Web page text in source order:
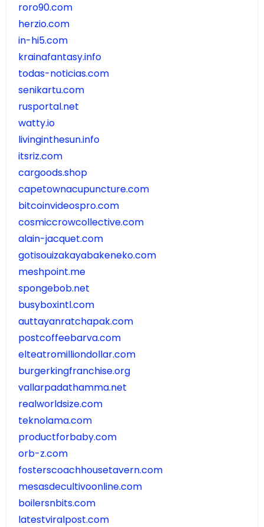
roro90.com
herzio.com
in-hi5.com
krainafantasy.info
todas-noticias.com
senikartu.com
rusportal.net
watty.io
livinginthesun.info
itsriz.com
cargoods.shop
capetownacupuncture.com
bitcoinvideospro.com
cosmiccrowcollective.com
alain-jacquet.com
gotisouizakayabakeneko.com
meshpoint.me
spongebob.net
busyboxintl.com
auttayanratchapak.com
postcoffeebarva.com
elteatromilliondollar.com
burgerkingfranchise.org
vallarpadathamma.net
realworldsize.com
teknolama.com
productforbaby.com
orb-z.com
fosterscoachhousetavern.com
mesasdecultivoonline.com
boilersnbits.com
latestviralpost.com